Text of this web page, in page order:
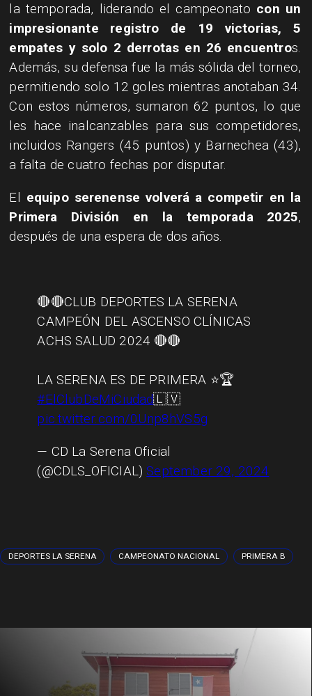
la temporada, liderando el campeonato con un
impresionante registro de 19 victorias, 5
empates y solo 2 derrotas en 26 encuentros.
Además, su defensa fue la más sólida del torneo,
permitiendo solo 12 goles mientras anotaban 34.
Con estos números, sumaron 62 puntos, lo que
les hace inalcanzables para sus competidores,
incluidos Rangers (45 puntos) y Barnechea (43),
a falta de cuatro fechas por disputar.
El equipo serenense volverá a competir en la
Primera División en la temporada 2025,
después de una espera de dos años.
🔴🔴CLUB DEPORTES LA SERENA
CAMPEÓN DEL ASCENSO CLÍNICAS
ACHS SALUD 2024 🔴🔴
LA SERENA ES DE PRIMERA ⭐️🏆
#ElClubDeMiCiudad🇱🇻
pic.twitter.com/0Unp8hVS5g
— CD La Serena Oficial
(@CDLS_OFICIAL) September 29, 2024
DEPORTES LA SERENA CAMPEONATO NACIONAL PRIMERA B